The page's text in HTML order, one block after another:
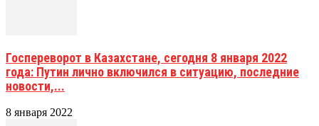
Госпереворот в Казахстане, сегодня 8 января 2022
года: Путин лично включился в ситуацию, последние
новости,...
8 января 2022